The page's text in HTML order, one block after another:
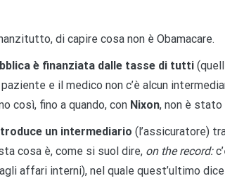
di capire cosa non è Obamacare.
è finanziata dalle tasse di tutti
e il medico non c’è alcun
così, fino a quando, con Nixon, non è
un intermediario (l’assicuratore)
cosa è, come si suol dire, on the record:
affari interni), nel quale quest’ultimo